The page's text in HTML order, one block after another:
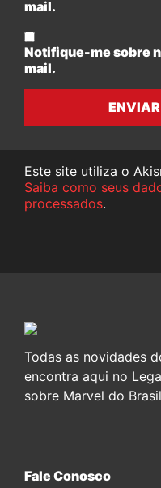
mail.
Notifique-me sobre
mail.
Este site utiliza o
Saiba como seus
processados.
Todas as novidades
encontra aqui no
sobre Marvel do
Fale Conosco